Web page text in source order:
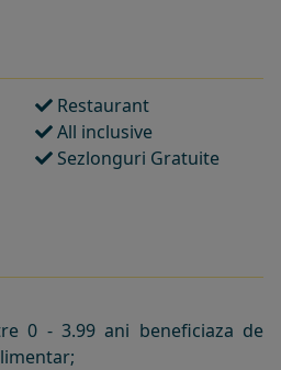
Restaurant
All inclusive
Sezlonguri Gratuite
0 - 3.99 ani beneficiaza de